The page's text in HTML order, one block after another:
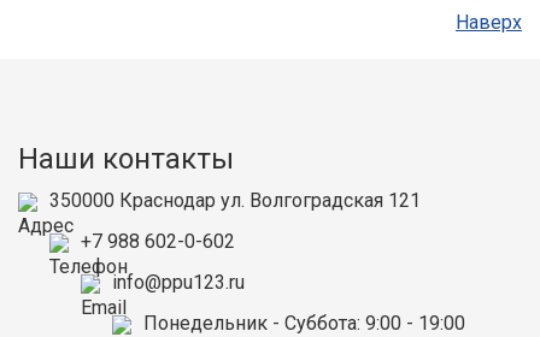
Наверх
Наши контакты
350000 Краснодар ул. Волгоградская 121
+7 988 602-0-602
info@ppu123.ru
Понедельник - Суббота: 9:00 - 19:00